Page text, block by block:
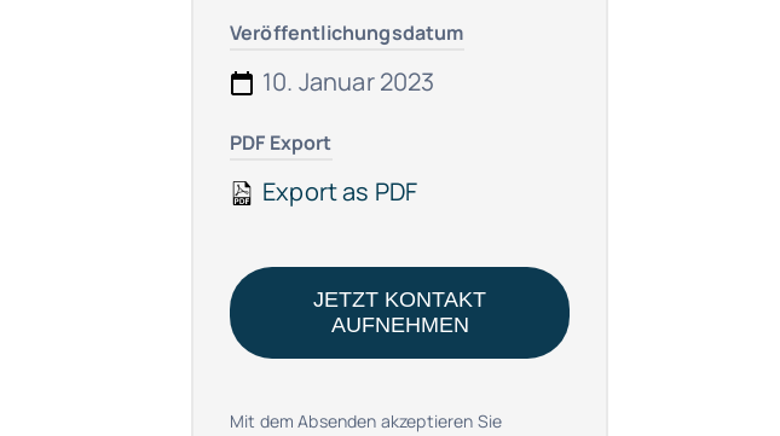
Veröffentlichungsdatum
10. Januar 2023
PDF Export
Export as PDF
JETZT KONTAKT
AUFNEHMEN
Mit dem Absenden akzeptieren Sie